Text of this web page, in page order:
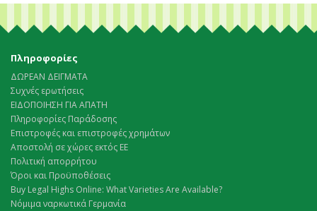
Πληροφορίες
ΔΩΡΕΑΝ ΔΕΙΓΜΑΤΑ
Συχνές ερωτήσεις
ΕΙΔΟΠΟΙΗΣΗ ΓΙΑ ΑΠΑΤΗ
Πληροφορίες Παράδοσης
Επιστροφές και επιστροφές χρημάτων
Αποστολή σε χώρες εκτός ΕΕ
Πολιτική απορρήτου
Όροι και Προϋποθέσεις
Buy Legal Highs Online: What Varieties Are Available?
Νόμιμα ναρκωτικά Γερμανία